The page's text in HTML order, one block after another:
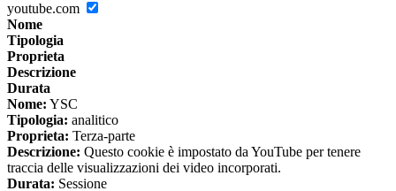
youtube.com
Nome
Tipologia
Proprieta
Descrizione
Durata
Nome: YSC
Tipologia: analitico
Proprieta: Terza-parte
Descrizione: Questo cookie è impostato da YouTube per tenere
traccia delle visualizzazioni dei video incorporati.
Durata: Sessione